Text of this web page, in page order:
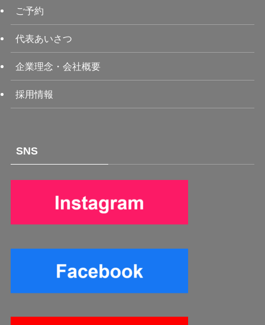
ご予約
代表あいさつ
企業理念・会社概要
採用情報
SNS